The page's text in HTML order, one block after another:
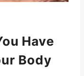
Have
Body